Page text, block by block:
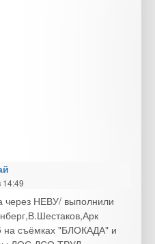
14:49
через НЕВУ/ выполнили
на съёмках "БЛОКАДА" и